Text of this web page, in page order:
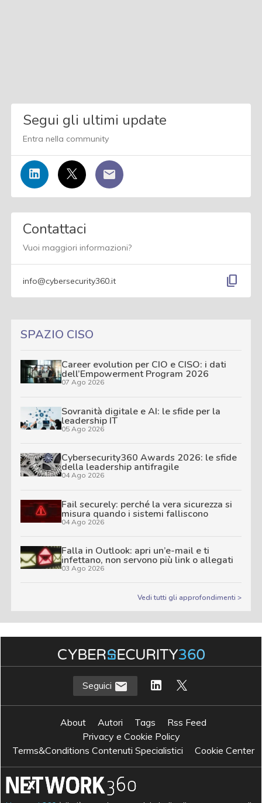
Segui gli ultimi update
Entra nella community
Contattaci
Vuoi maggiori informazioni?
info@cybersecurity360.it content_copy
SPAZIO CISO
Career evolution per CIO e CISO: i dati
dell’Empowerment Program 2026
07 Ago 2026
Sovranità digitale e AI: le sfide per la
leadership IT
05 Ago 2026
Cybersecurity360 Awards 2026: le sfide
della leadership antifragile
04 Ago 2026
Fail securely: perché la vera sicurezza si
misura quando i sistemi falliscono
04 Ago 2026
Falla in Outlook: apri un’e-mail e ti
infettano, non servono più link o allegati
03 Ago 2026
Vedi tutti gli approfondimenti >
Seguici
About Autori Tags
Rss Feed
Privacy e Cookie Policy
Terms&Conditions Contenuti Specialistici
Cookie Center